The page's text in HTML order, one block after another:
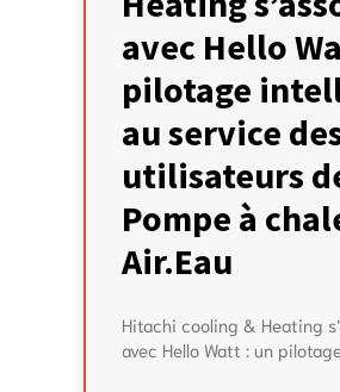
avec Hello
pilotage
au service
utilisateurs
Pompe à
Air.Eau
Hitachi cooling & Heating
avec Hello Watt : un